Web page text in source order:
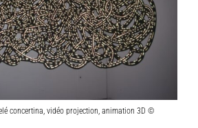
concertina, vidéo projection, animation 3D ©